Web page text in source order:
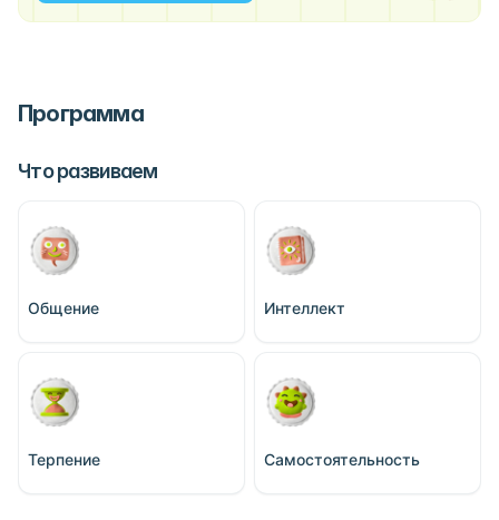
Программа
Что развиваем
Общение Интеллект
Терпение Самостоятельность